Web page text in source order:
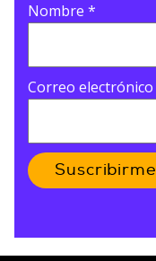
Nombre *
Correo electrónico
Suscribirme